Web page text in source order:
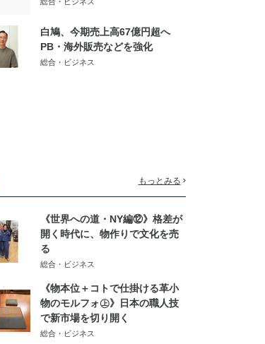
白鳩、今期売上高67億円超へ
PB・海外販売などを強化
総合・ビジネス
もっとみる
《世界への道・NY編⑫》格差が
開く時代に、物作りで文化を売
る
総合・ビジネス
《物本位＋コトで仕掛ける革小
物のモルフォ㊤》日本の職人技
で新市場を切り開く
総合・ビジネス